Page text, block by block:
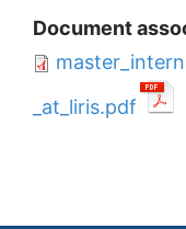
Document
_at_liris.pdf